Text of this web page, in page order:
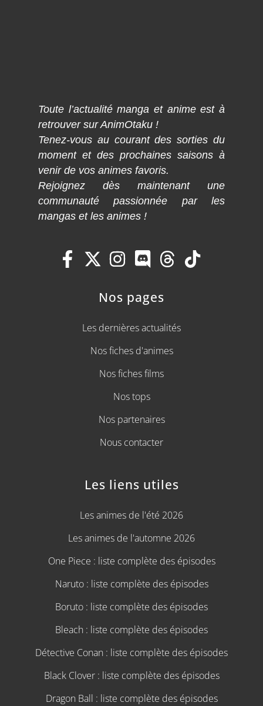
Toute l’actualité manga et anime est à
retrouver sur AnimOtaku !
Tenez-vous au courant des sorties du
moment et des prochaines saisons à
venir de vos animes favoris.
Rejoignez dès maintenant une
communauté passionnée par les
mangas et les animes !
Nos pages
Les dernières actualités
Nos fiches d'animes
Nos fiches films
Nos tops
Nos partenaires
Nous contacter
Les liens utiles
Les animes de l'été 2026
Les animes de l'automne 2026
One Piece : liste complète des épisodes
Naruto : liste complète des épisodes
Boruto : liste complète des épisodes
Bleach : liste complète des épisodes
Détective Conan : liste complète des épisodes
Black Clover : liste complète des épisodes
Dragon Ball : liste complète des épisodes